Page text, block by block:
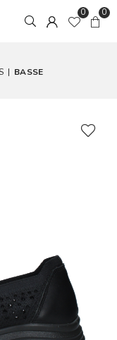
0 0
| BASSE